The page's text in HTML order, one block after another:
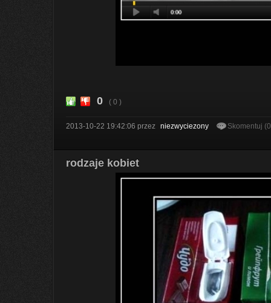
0 ( 0 )
2013-10-22 19:42:06 przez niezwyciezony Skomentuj
rodzaje kobiet